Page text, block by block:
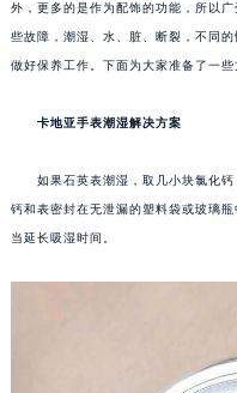
外，更多的是作为配饰的功能，所以
些故障，潮湿、水、脏、断裂，不同
做好保养工作。下面为大家准备了一些
卡地亚手表潮湿解决方案
如果石英表潮湿，取几小块氯化钙
钙和表密封在无泄漏的塑料袋或玻璃
当延长吸湿时间。